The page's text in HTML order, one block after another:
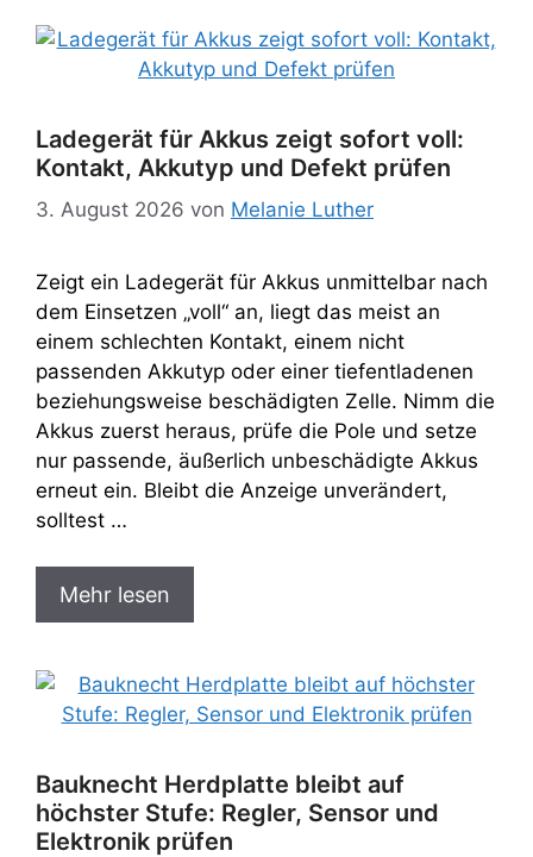
Ladegerät für Akkus zeigt sofort voll:
Kontakt, Akkutyp und Defekt prüfen
3. August 2026 von Melanie Luther
Zeigt ein Ladegerät für Akkus unmittelbar nach
dem Einsetzen „voll“ an, liegt das meist an
einem schlechten Kontakt, einem nicht
passenden Akkutyp oder einer tiefentladenen
beziehungsweise beschädigten Zelle. Nimm die
Akkus zuerst heraus, prüfe die Pole und setze
nur passende, äußerlich unbeschädigte Akkus
erneut ein. Bleibt die Anzeige unverändert,
solltest …
Mehr lesen
Bauknecht Herdplatte bleibt auf
höchster Stufe: Regler, Sensor und
Elektronik prüfen